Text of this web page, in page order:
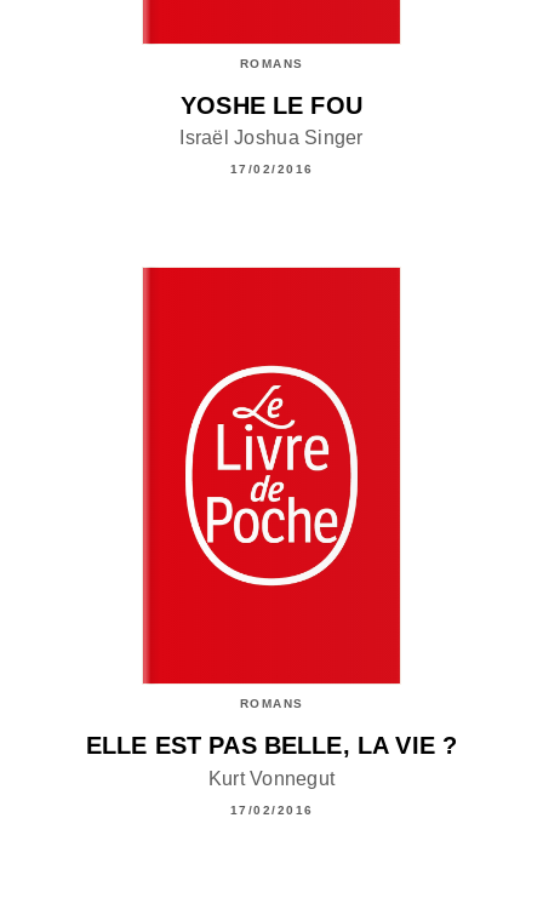
ROMANS
YOSHE LE FOU
Israël Joshua Singer
17/02/2016
ROMANS
ELLE EST PAS BELLE, LA VIE ?
Kurt Vonnegut
17/02/2016